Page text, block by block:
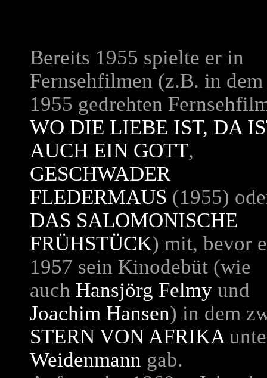
Bereits 1955 spielte er in
Fernsehfilmen (z.B. in dem
1955 gedrehten
WO DIE LIEBE IST, DA
AUCH EIN GOTT,
GESCHWADER
FLEDERMAUS (1955)
DAS SALOMONISCHE
FRÜHSTÜCK) mit, bevor
1957 sein Kinodebüt (wie
auch Hansjörg Felmy und
Joachim Hansen) in dem
STERN VON AFRIKA
Weidenmann gab.